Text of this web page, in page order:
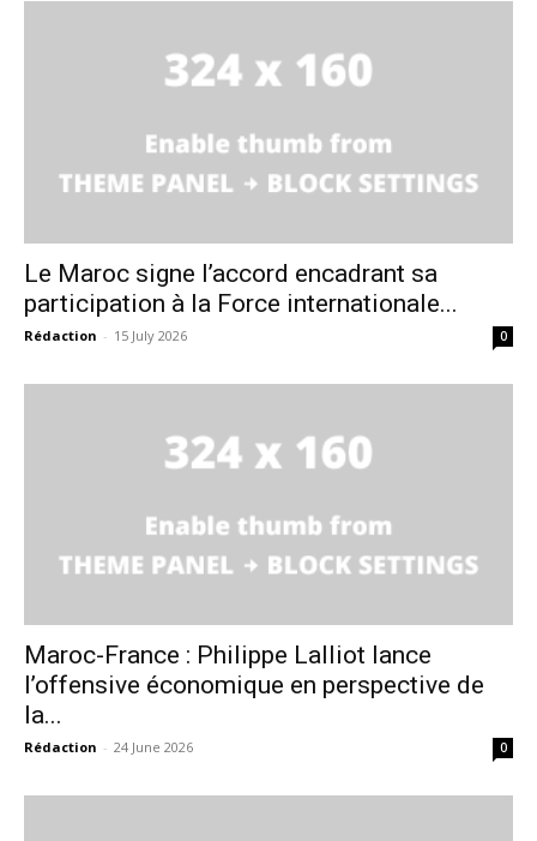
Le Maroc signe l’accord encadrant sa
participation à la Force internationale...
Rédaction - 15 July 2026 0
Maroc-France : Philippe Lalliot lance
l’offensive économique en perspective de
la...
Rédaction - 24 June 2026 0